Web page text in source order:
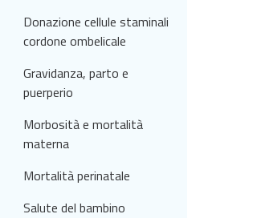
Donazione cellule staminali
cordone ombelicale
Gravidanza, parto e
puerperio
Morbosità e mortalità
materna
Mortalità perinatale
Salute del bambino